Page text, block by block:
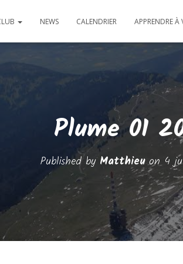
NEWS CALENDRIER APPRENDRE À
Plume 01
Published by Matthieuon 4